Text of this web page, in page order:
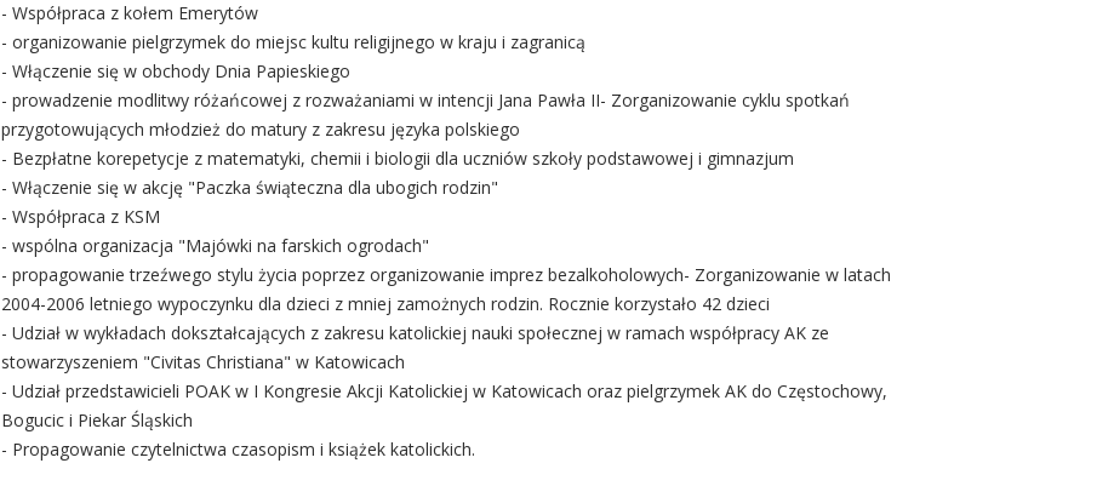
- Współpraca z kołem Emerytów
- organizowanie pielgrzymek do miejsc kultu religijnego w kraju i zagranicą
- Włączenie się w obchody Dnia Papieskiego
- prowadzenie modlitwy różańcowej z rozważaniami w intencji Jana Pawła II- Zorganizowanie cyklu spotkań
przygotowujących młodzież do matury z zakresu języka polskiego
- Bezpłatne korepetycje z matematyki, chemii i biologii dla uczniów szkoły podstawowej i gimnazjum
- Włączenie się w akcję "Paczka świąteczna dla ubogich rodzin"
- Współpraca z KSM
- wspólna organizacja "Majówki na farskich ogrodach"
- propagowanie trzeźwego stylu życia poprzez organizowanie imprez bezalkoholowych- Zorganizowanie w latach
2004-2006 letniego wypoczynku dla dzieci z mniej zamożnych rodzin. Rocznie korzystało 42 dzieci
- Udział w wykładach dokształcających z zakresu katolickiej nauki społecznej w ramach współpracy AK ze
stowarzyszeniem "Civitas Christiana" w Katowicach
- Udział przedstawicieli POAK w I Kongresie Akcji Katolickiej w Katowicach oraz pielgrzymek AK do Częstochowy,
Bogucic i Piekar Śląskich
- Propagowanie czytelnictwa czasopism i książek katolickich.